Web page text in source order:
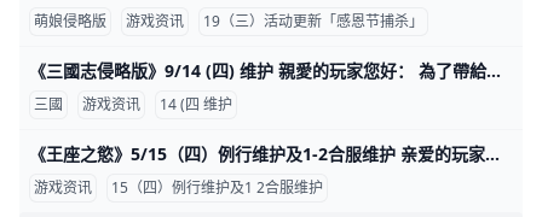
萌娘侵略版 游戏资讯 19（三）活动更新「感恩节捕杀」
《三國志侵略版》9/14 (四) 维护 親愛的玩家您好： 為了帶給大家更優質的遊戲體驗，伺服器將於9/14(四)10:00-11:30進行例行性停服維護，還請維護前領取好獎勵並提早下
三國 游戏资讯 14 (四 维护
《王座之慾》5/15（四）例行维护及1-2合服维护 亲爱的玩家您好： 伺服器于2025年5月15日（四）10:00 -12:00 进行例行维护及1-2服的合服作業， 实际维护内容还请以游戏内显示为主。 合服作業內
游戏资讯 15（四）例行维护及1 2合服维护